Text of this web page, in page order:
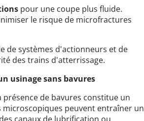
pour une coupe plus fluide.
le risque de microfractures
de systèmes d'actionneurs et de
des trains d'atterrissage.
usinage sans bavures
de bavures constitue un
peuvent entraîner un
canaux de lubrification ou